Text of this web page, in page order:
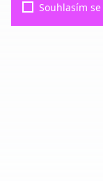
Souhlasím se